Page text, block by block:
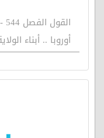
أوروبا .. أبناء